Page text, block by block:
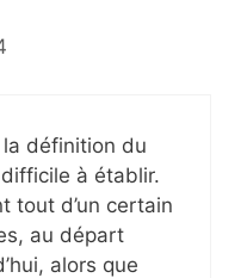
définition du
à établir.
tout d’un certain
au départ
alors que